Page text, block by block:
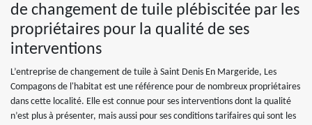
de changement de tuile plébiscitée par les
propriétaires pour la qualité de ses
interventions
L’entreprise de changement de tuile à Saint Denis En Margeride, Les
Compagons de l'habitat est une référence pour de nombreux propriétaires
dans cette localité. Elle est connue pour ses interventions dont la qualité
n’est plus à présenter, mais aussi pour ses conditions tarifaires qui sont les